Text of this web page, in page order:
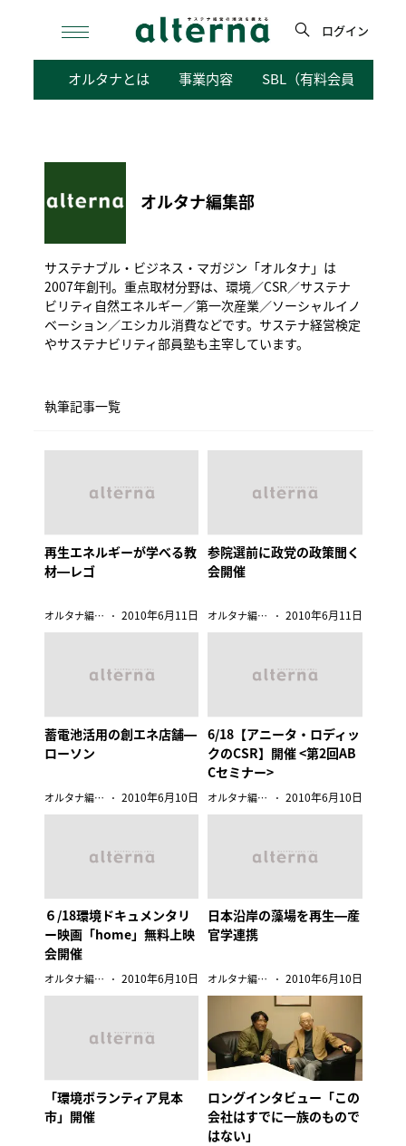
検
ログイン
オルタナとは 事業内容 SBL（有料会員向けサ
オルタナ編集部
サステナブル・ビジネス・マガジン「オルタナ」は
2007年創刊。重点取材分野は、環境／CSR／サステナ
ビリティ自然エネルギー／第一次産業／ソーシャルイノ
ベーション／エシカル消費などです。サステナ経営検定
やサステナビリティ部員塾も主宰しています。
執筆記事一覧
再生エネルギーが学べる教
材―レゴ
オルタナ編集部 2010年6月11日
参院選前に政党の政策聞く
会開催
オルタナ編集部 2010年6月11日
蓄電池活用の創エネ店舗―
ローソン
オルタナ編集部 2010年6月10日
6/18【アニータ・ロディッ
クのCSR】開催 <第2回AB
Cセミナー>
オルタナ編集部 2010年6月10日
６/18環境ドキュメンタリ
ー映画「home」無料上映
会開催
オルタナ編集部 2010年6月10日
日本沿岸の藻場を再生―産
官学連携
オルタナ編集部 2010年6月10日
「環境ボランティア見本
市」開催
ロングインタビュー「この
会社はすでに一族のもので
はない」